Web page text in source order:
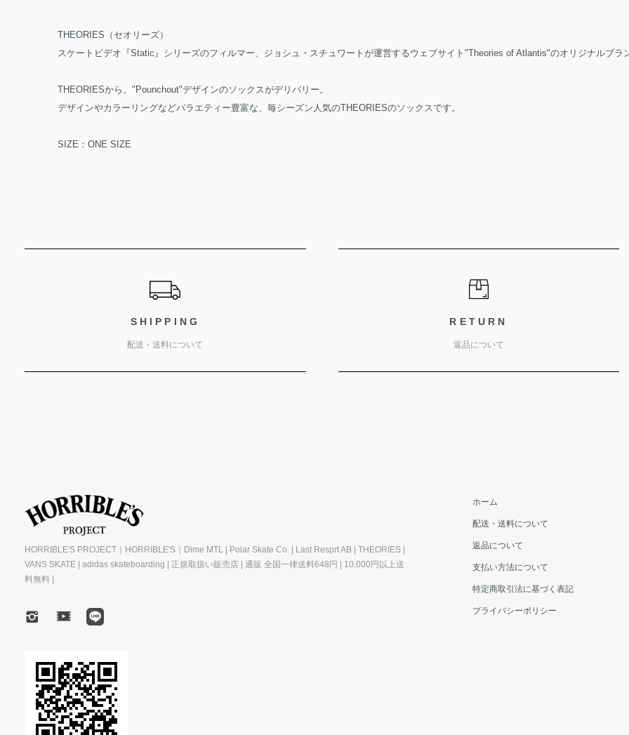
THEORIES（セオリーズ）
スケートビデオ『Static』シリーズのフィルマー、ジョシュ・スチュワートが運営するウェブサイト"Theories of Atlantis"のオリジナルブラ
THEORIESから、"Pounchout"デザインのソックスがデリバリー。
デザインやカラーリングなどバラエティー豊富な、毎シーズン人気のTHEORIESのソックスです。
SIZE：ONE SIZE
SHIPPING
配送・送料について
RETURN
返品について
HORRIBLE'S PROJECT｜HORRIBLE'S｜Dime MTL | Polar Skate Co. | Last Resprt AB | THEORIES |
VANS SKATE | adidas skateboarding | 正規取扱い販売店 | 通販 全国一律送料648円 | 10,000円以上送
料無料 |
ホーム
配送・送料について
返品について
支払い方法について
特定商取引法に基づく表記
プライバシーポリシー